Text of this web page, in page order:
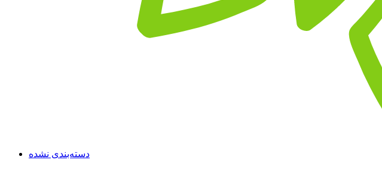
دسته‌بندی نشده